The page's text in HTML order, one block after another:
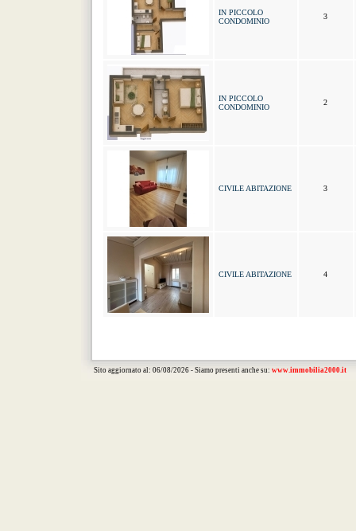
IN PICCOLO
CONDOMINIO
3
IN PICCOLO
CONDOMINIO
2
CIVILE ABITAZIONE 3
CIVILE ABITAZIONE 4
Sito aggiornato al: 06/08/2026 - Siamo presenti anche su: www.immobilia2000.it